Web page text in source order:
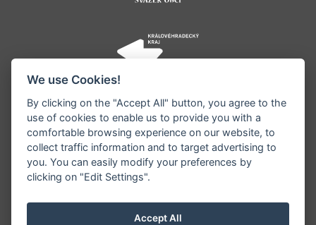
©1996 - 2026 Všechna práva vyhrazena serveru
We use Cookies!
By clicking on the "Accept All" button, you agree to the
use of cookies to enable us to provide you with a
comfortable browsing experience on our website, to
collect traffic information and to target advertising to
you. You can easily modify your preferences by
clicking on "Edit Settings".
Accept All